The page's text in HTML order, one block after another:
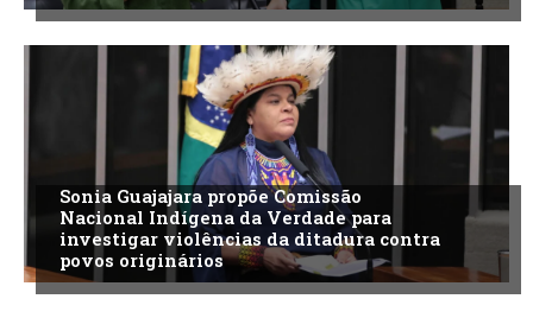
Sonia Guajajara propõe Comissão
Nacional Indígena da Verdade para
investigar violências da ditadura contra
povos originários